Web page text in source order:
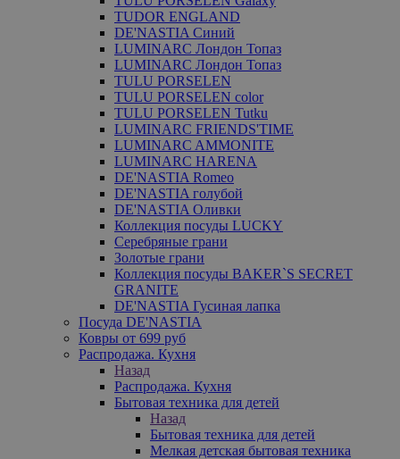
TUDOR ENGLAND
DE'NASTIA Синий
LUMINARC Лондон Топаз
LUMINARC Лондон Топаз
TULU PORSELEN
TULU PORSELEN color
TULU PORSELEN Tutku
LUMINARC FRIENDS'TIME
LUMINARC AMMONITE
LUMINARC HARENA
DE'NASTIA Romeo
DE'NASTIA голубой
DE'NASTIA Оливки
Коллекция посуды LUCKY
Серебряные грани
Золотые грани
Коллекция посуды BAKER`S SECRET
GRANITE
DE'NASTIA Гусиная лапка
Посуда DE'NASTIA
Ковры от 699 руб
Распродажа. Кухня
Назад
Распродажа. Кухня
Бытовая техника для детей
Назад
Бытовая техника для детей
Мелкая детская бытовая техника